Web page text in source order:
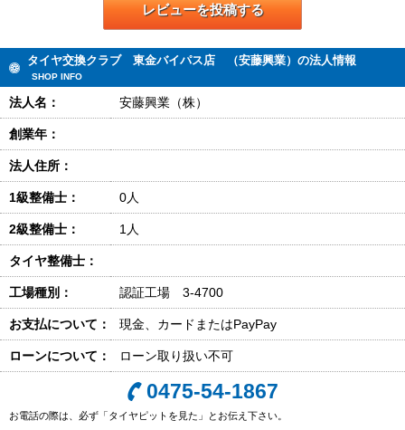
レビューを投稿する
タイヤ交換クラブ 東金バイパス店 （安藤興業）の法人情報
SHOP INFO
法人名： 安藤興業（株）
創業年：
法人住所：
1級整備士： 0人
2級整備士： 1人
タイヤ整備士：
工場種別： 認証工場 3-4700
お支払について： 現金、カードまたはPayPay
ローンについて： ローン取り扱い不可
0475-54-1867
お電話の際は、必ず「タイヤピットを見た」とお伝え下さい。